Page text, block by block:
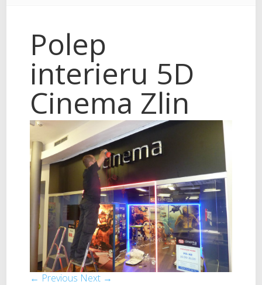
Polep
interieru 5D
Cinema Zlin
← Previous Next →